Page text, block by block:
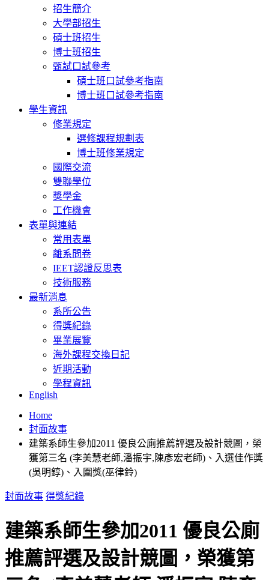
招生簡介
大學部招生
碩士班招生
博士班招生
甄試口試參考
碩士班口試參考指南
博士班口試參考指南
學生資訊
修業規定
選修課程規劃表
博士班修業規定
國際交流
雙聯學位
獎學金
工作機會
表單與連結
常用表單
離系問卷
IEET認證反思表
技術服務
最新消息
系所公告
得獎紀錄
畢業展覽
海外課程交換日記
近期活動
學程資訊
English
Home
封面故事
建築系師生參加2011 優良公廁推薦評選及設計競圖，榮
獲第三名 (李美慧老師,潘振宇,陳彥宏老師)、入選佳作獎
(吳明錞)、入圍獎(巫律鈴)
封面故事 得獎紀錄
建築系師生參加2011 優良公廁
推薦評選及設計競圖，榮獲第